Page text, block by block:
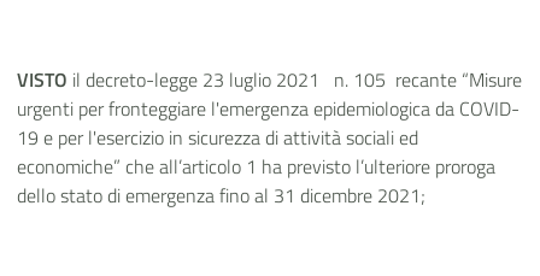
VISTO il decreto-legge 23 luglio 2021 n. 105 recante “Misure
urgenti per fronteggiare l'emergenza epidemiologica da COVID-
19 e per l'esercizio in sicurezza di attività sociali ed
economiche” che all’articolo 1 ha previsto l’ulteriore proroga
dello stato di emergenza fino al 31 dicembre 2021;